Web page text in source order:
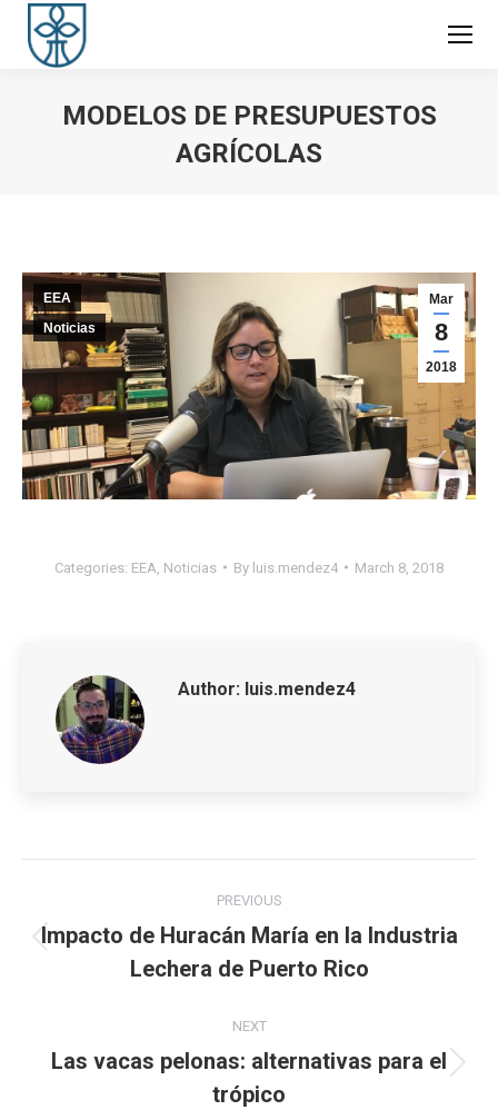
MODELOS DE PRESUPUESTOS
AGRÍCOLAS
Mar
8
2018
EEA
Noticias
Categories: EEA Noticias By luis.mendez4 March 8, 2018
Author: luis.mendez4
navigation
PREVIOUS
Previous
post:
Impacto de Huracán María en la Industria
Lechera de Puerto Rico
NEXT
Next
post:
Las vacas pelonas: alternativas para el
trópico